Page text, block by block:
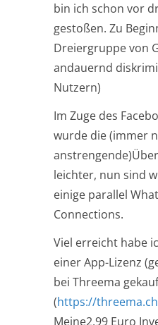
bin ich schon vor
gestoßen. Zu
Dreiergruppe von
andauernd
Nutzern)
Im Zuge des
wurde die (immer
leichter, nun sind
einige parallel
Connections.
Viel erreicht habe
einer App-Lizenz
bei Threema
(https://
Meine2,99 Euro